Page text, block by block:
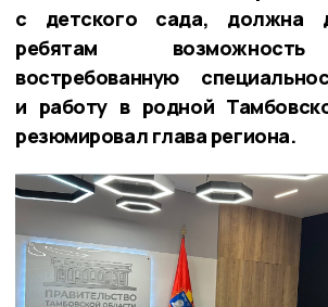
с детского сада, должна
ребятам
востребованную
и работу в родной
резюмировал глава региона.